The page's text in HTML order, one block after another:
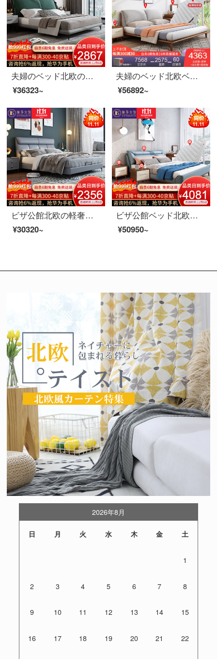
夫婦のベッド北欧の軽奢な布芸ダブルベッド1.8メートルのイタリア式のきわめて簡単な寝室は木のベッドの逸品の家具のベッドを分解して洗うことができます。
¥36323~
夫婦のベッド北欧ベッドのダブルベッド1.8メートルのシンプルなベッドルームで、布芸ベッドの逸品家具ベッド+マットレス+マットレス1つ+008化粧台のベンチセット1500*2000
¥56892~
ビザ公館北欧の軽奢な真皮ベッド現代簡単なダブルベッドルームの逸品家具の真皮ベッド1800*2000
¥30320~
ビザ公館ベッド北欧実木ベッド真皮ダブルベッド1.8メートルベッドルームシンプル結婚ベッド逸品家具ベッド+マットレス+マットレス*2 1500*2000
¥50950~
2026年8月
日 月 火 水 木 金 土
1
2 3 4 5 6 7 8
9 10 11 12 13 14 15
16 17 18 19 20 21 22